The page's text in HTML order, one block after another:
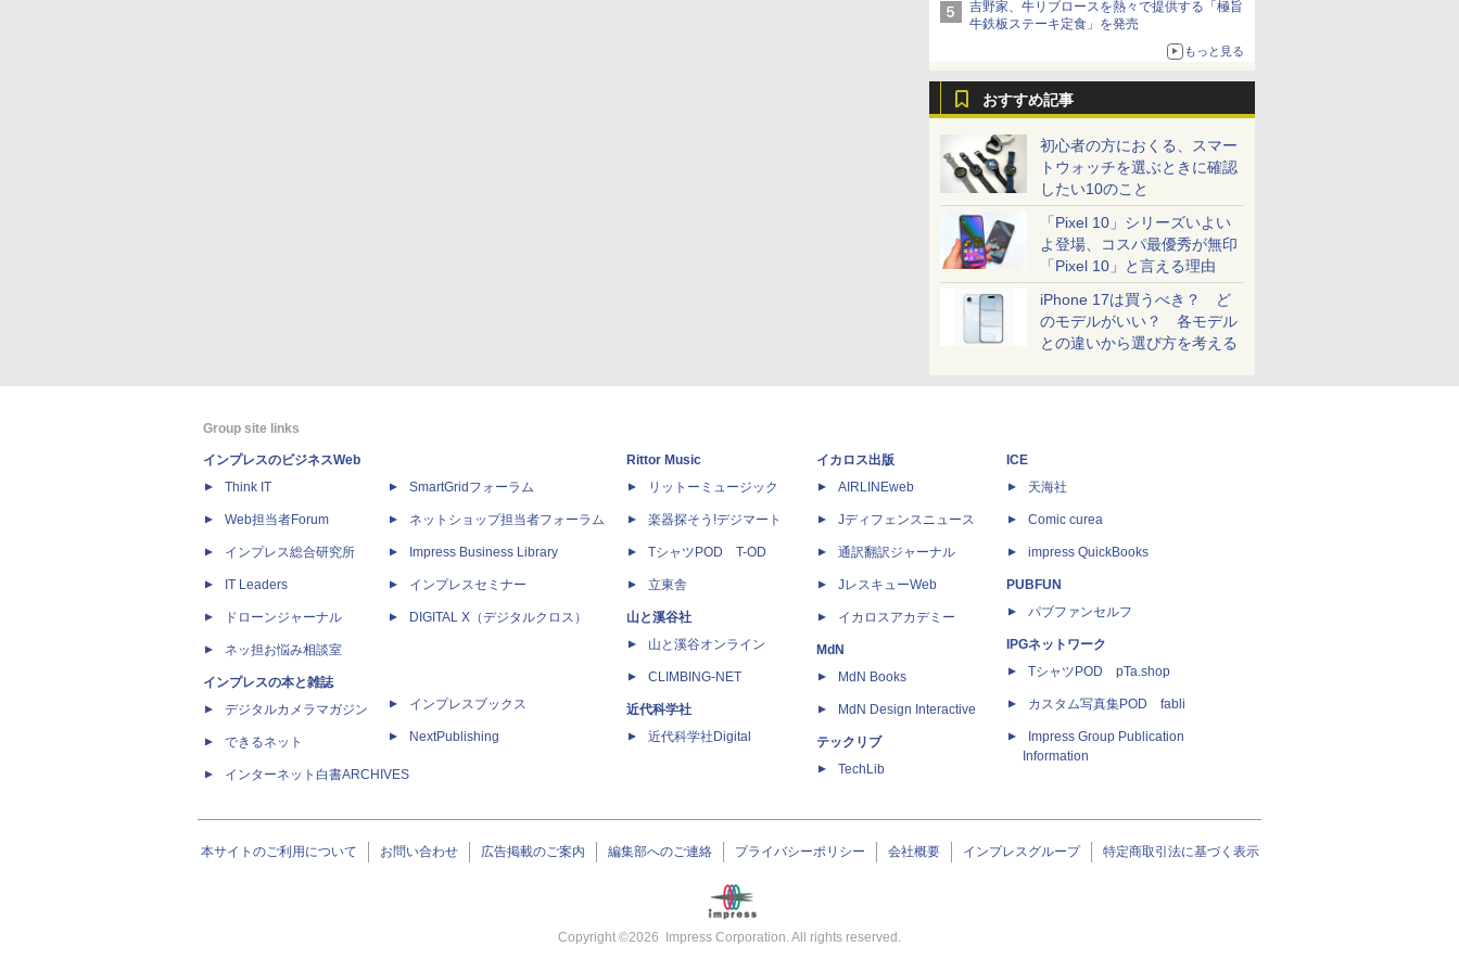
吉野家、牛リブロースを熱々で提供する「極旨
牛鉄板ステーキ定食」を発売
もっと見る
おすすめ記事
初心者の方におくる、スマー
トウォッチを選ぶときに確認
したい10のこと
「Pixel 10」シリーズいよい
よ登場、コスパ最優秀が無印
「Pixel 10」と言える理由
iPhone 17は買うべき？ ど
のモデルがいい？ 各モデル
との違いから選び方を考える
Group site links
インプレスのビジネスWeb
Think IT
Web担当者Forum
インプレス総合研究所
IT Leaders
ドローンジャーナル
ネッ担お悩み相談室
インプレスの本と雑誌
デジタルカメラマガジン
できるネット
インターネット白書ARCHIVES
SmartGridフォーラム
ネットショップ担当者フォーラム
Impress Business Library
インプレスセミナー
DIGITAL X（デジタルクロス）
インプレスブックス
NextPublishing
Rittor Music
リットーミュージック
楽器探そう!デジマート
TシャツPOD T-OD
立東舎
山と溪谷社
山と溪谷オンライン
CLIMBING-NET
近代科学社
近代科学社Digital
イカロス出版
AIRLINEweb
Jディフェンスニュース
通訳翻訳ジャーナル
JレスキューWeb
イカロスアカデミー
MdN
MdN Books
MdN Design Interactive
テックリブ
TechLib
ICE
天海社
Comic curea
impress QuickBooks
PUBFUN
パブファンセルフ
IPGネットワーク
TシャツPOD pTa.shop
カスタム写真集POD fabli
Impress Group Publication
Information
本サイトのご利用について お問い合わせ 広告掲載のご案内 編集部へのご連絡 プライバシーポリシー 会社概要 インプレスグループ 特定商取引法に基づく表示
Copyright ©2026 Impress Corporation. All rights reserved.